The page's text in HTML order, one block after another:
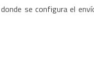
se configura el